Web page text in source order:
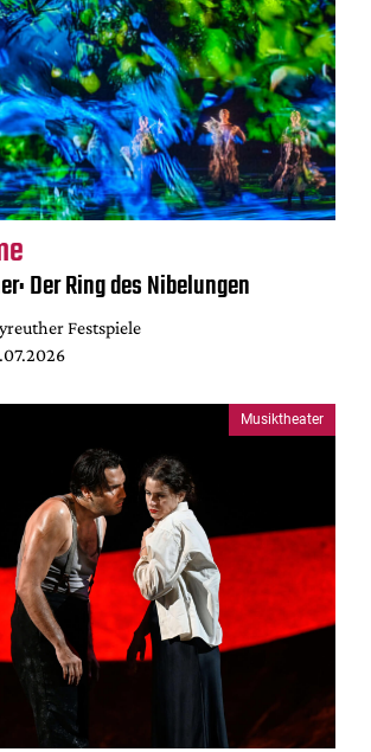
Der Ring des Nibelungen
Festspiele
Musiktheater